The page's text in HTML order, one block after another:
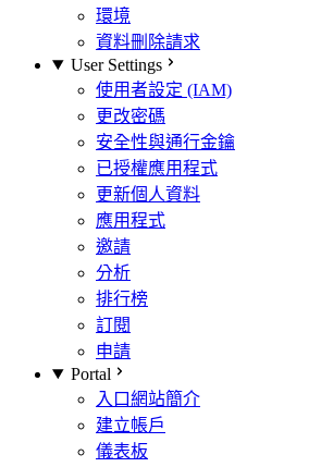
環境
資料刪除請求
User Settings
使用者設定 (IAM)
更改密碼
安全性與通行金鑰
已授權應用程式
更新個人資料
應用程式
邀請
分析
排行榜
訂閱
申請
Portal
入口網站簡介
建立帳戶
儀表板